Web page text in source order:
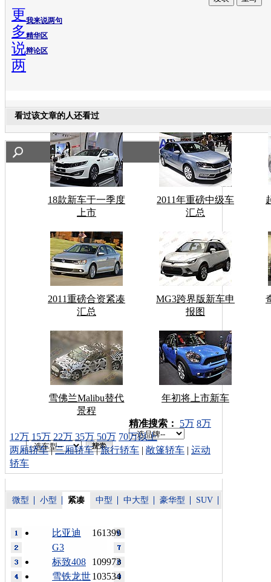
我来说两句
精华区
辩论区
更
多
说
两
看过该文章的人还看过
18款新车于一季度
上市
2011年重磅中级车
汇总
2011重磅合资紧凑
汇总
MG3跨界版新车申
报图
雪佛兰Malibu替代
景程
年初将上市新车
车型搜索：
精准搜索： 5万 8万
12万 15万 22万 35万 50万 70万以上
两厢轿车|三厢轿车|旅行轿车 | 敞篷轿车 | 运动
轿车
微型 小型 紧凑 中型 中大型 豪华型 SUV
161399
比亚迪
G3
109973
标致408
103534
雪铁龙世